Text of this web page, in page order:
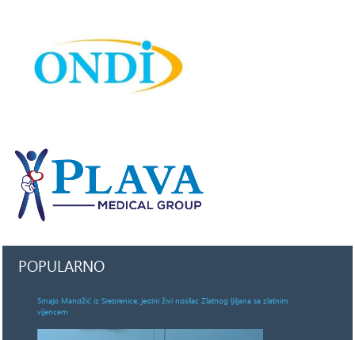
POPULARNO
Smajo Mandžić iz Srebrenice, jedini živi nosilac Zlatnog ljiljana sa zlatnim
vijencem